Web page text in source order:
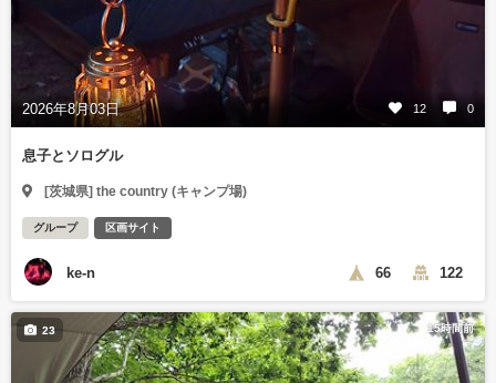
2026年8月03日 12 0
息子とソログル
[茨城県] the country (キャンプ場)
グループ 区画サイト
ke-n 66 122
15時間前
23